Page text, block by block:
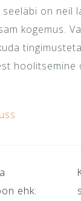
seeläbi on neil
kogemus.
hoolitsemine
ehk: